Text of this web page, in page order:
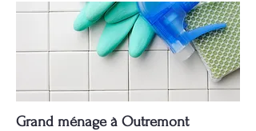
Grand ménage à Outremont